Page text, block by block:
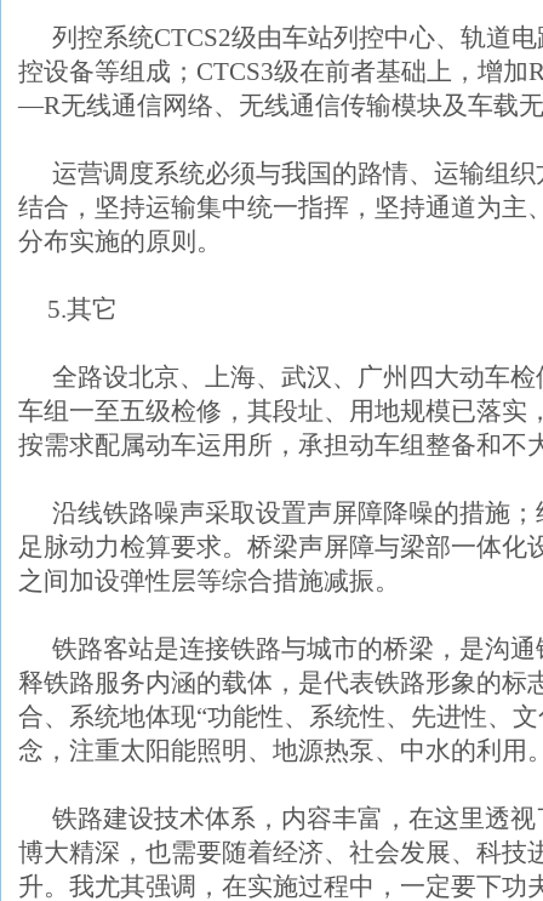
列控系统CTCS2级由车站列控中心、轨道
控设备等组成； CTCS3级在前者基础上，增加
—R无线通信网络、无线通信传输模块及车载
运营调度系统必须与我国的路情、运输组
结合，坚持运输集中统一指挥，坚持通道为主
分布实施的原则。
5.其它
全路设北京、上海、武汉、广州四大动车
车组一至五级检修，其段址、用地规模已落实
按需求配属动车运用所，承担动车组整备和不
沿线铁路噪声采取设置声屏障降噪的措施
足脉动力检算要求。桥梁声屏障与梁部一体化
之间加设弹性层等综合措施减振。
铁路客站是连接铁路与城市的桥梁，是沟
释铁路服务内涵的载体，是代表铁路形象的标
合、系统地体现“功能性、系统性、先进性、
念，注重太阳能照明、地源热泵、中水的利用
铁路建设技术体系，内容丰富，在这里透
博大精深，也需要随着经济、社会发展、科技
升。我尤其强调，在实施过程中，一定要下功